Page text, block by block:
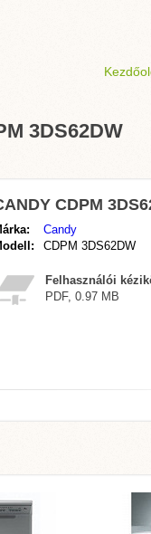
3DS62DW
CDPM
Candy
CDPM 3DS62DW
Felhasználói
PDF, 0.97 MB